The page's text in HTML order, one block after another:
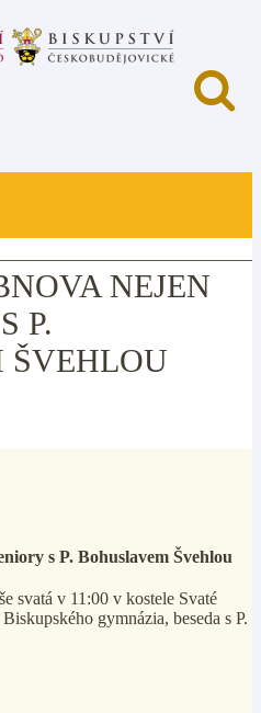
NEJEN
P.
ŠVEHLOU
s P. Bohuslavem Švehlou
svatá v 11:00 v kostele Svaté
gymnázia, beseda s P.